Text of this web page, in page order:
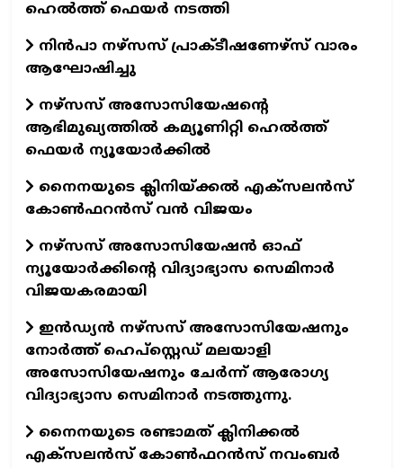
ഹെല്‍ത്ത് ഫെയര്‍ നടത്തി
നിന്‍പാ നഴ്‌സസ് പ്രാക്ടീഷണേഴ്‌സ് വാരം
ആഘോഷിച്ചു
നഴ്‌സസ് അസോസിയേഷന്റെ
ആഭിമുഖ്യത്തില്‍ കമ്യൂണിറ്റി ഹെല്‍ത്ത്
ഫെയര്‍ ന്യൂയോര്‍ക്കില്‍
നൈനയുടെ ക്ലിനിയ്ക്കല്‍ എക്‌സലന്‍സ്
കോണ്‍ഫറന്‍സ് വന്‍ വിജയം
നഴ്‌സസ് അസോസിയേഷന്‍ ഓഫ്
ന്യൂയോര്‍ക്കിന്റെ വിദ്യാഭ്യാസ സെമിനാര്‍
വിജയകരമായി
ഇന്‍ഡ്യന്‍ നഴ്‌സസ് അസോസിയേഷനും
നോര്‍ത്ത് ഹെപ്‌സ്റ്റെഡ് മലയാളി
അസോസിയേഷനും ചേര്‍ന്ന് ആരോഗ്യ
വിദ്യാഭ്യാസ സെമിനാര്‍ നടത്തുന്നു.
നൈനയുടെ രണ്ടാമത് ക്ലിനിക്കല്‍
എക്‌സലന്‍സ് കോണ്‍ഫറന്‍സ് നവംബര്‍